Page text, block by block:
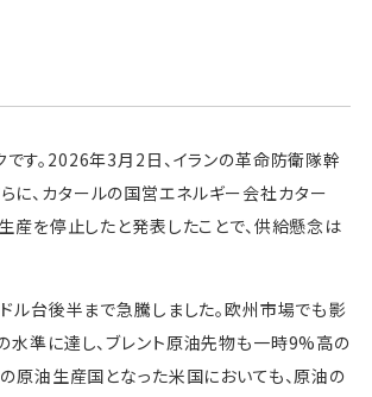
す。2026年3月2日、イランの革命防衛隊幹
に、カタールの国営エネルギー会社カター
産を停止したと発表したことで、供給懸念は
台後半まで急騰しました。欧州市場でも影
準に達し、ブレント原油先物も一時9%高の
原油生産国となった米国においても、原油の